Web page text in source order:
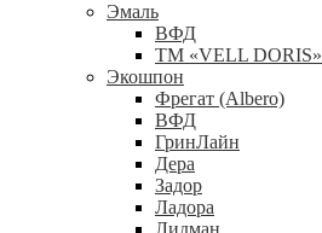
Эмаль
ВФД
ТМ «VELL DORIS»
Экошпон
Фрегат (Albero)
ВФД
ГринЛайн
Дера
Задор
Ладора